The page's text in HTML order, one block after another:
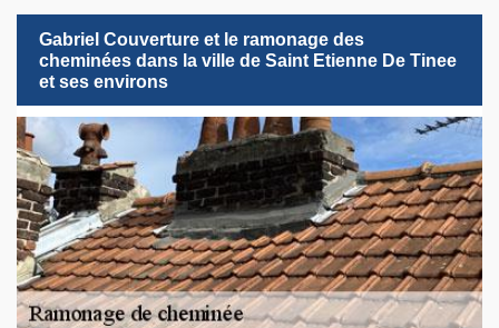
Gabriel Couverture et le ramonage des
cheminées dans la ville de Saint Etienne De Tinee
et ses environs